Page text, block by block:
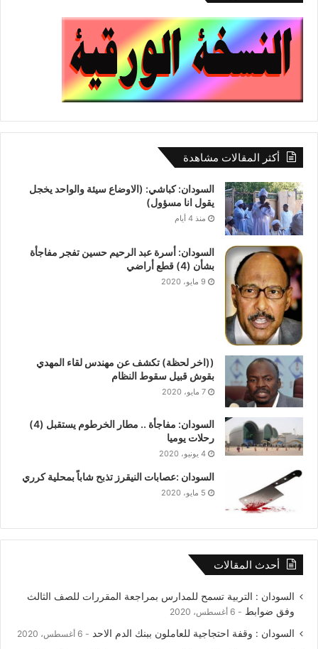
o
k
p
أكثر المقالات مشاهدة
السودان: كباشي: (الاوضاع سيئة والواحد يخجل
يقول انا مسؤول)
منذ 4 أيام
السودان: أسرة عبد الرحيم حسين تفجر مفاجأة
بشأن (4) قطع أراضي
9 مايو، 2020
((اخر لحظة) تكشف عن مهندس لقاء المهدي
بقوش قبيل سقوط النظام
7 مايو، 2020
السودان: مفاجأة .. مطار الخرطوم يستقبل (4)
رحلات يوميا
4 يونيو، 2020
السودان :عصابات النيقرز تذبح شاباً بمحلية كرري
5 مايو، 2020
أحدث المقالات
السودان : التربية تسمح للمدارس بمراجعة المقررات للصف الثالث
وفق ضوابط
6 أغسطس، 2020
السودان : وقفة احتجاجية للعاملون ببنك الدم الاحد 6 أغسطس، 2020